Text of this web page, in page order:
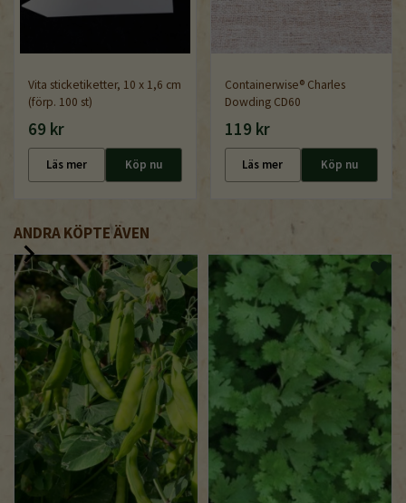
Vita sticketiketter, 10 x 1,6 cm
(förp. 100 st)
69 kr
Läs mer Köp nu
Containerwise® Charles
Dowding CD60
119 kr
Läs mer Köp nu
ANDRA KÖPTE ÄVEN